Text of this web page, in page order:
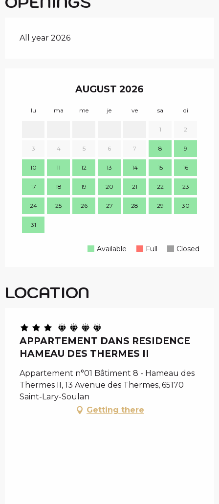
All year 2026
AUGUST 2026
lu ma me je ve sa di
1 2
3 4 5 6 7 8 9
10 11 12 13 14 15 16
17 18 19 20 21 22 23
24 25 26 27 28 29 30
31
Available Full Closed
LOCATION
APPARTEMENT DANS RESIDENCE
HAMEAU DES THERMES II
Appartement n°01 Bâtiment 8 - Hameau des
Thermes II, 13 Avenue des Thermes, 65170
Saint-Lary-Soulan
Getting there